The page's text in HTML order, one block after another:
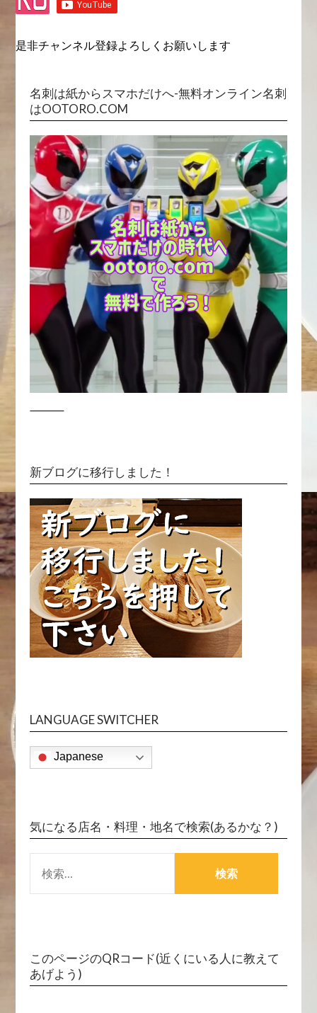
是非チャンネル登録よろしくお願いします
名刺は紙からスマホだけへ-無料オンライン名刺
はOOTORO.COM
新ブログに移行しました！
LANGUAGE SWITCHER
Japanese
気になる店名・料理・地名で検索(あるかな？)
索:
このページのQRコード(近くにいる人に教えて
あげよう)